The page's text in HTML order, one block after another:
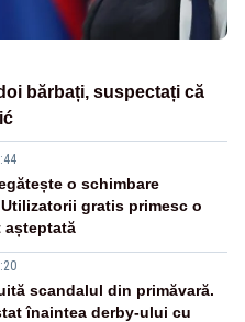
bărbați, suspectați că
o schimbare
gratis primesc o
așteptată
scandalul din primăvară.
înaintea derby-ului cu